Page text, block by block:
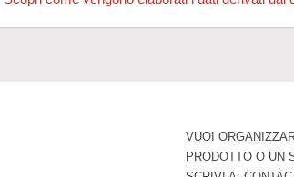
VUOI
PRODOTTO O UN